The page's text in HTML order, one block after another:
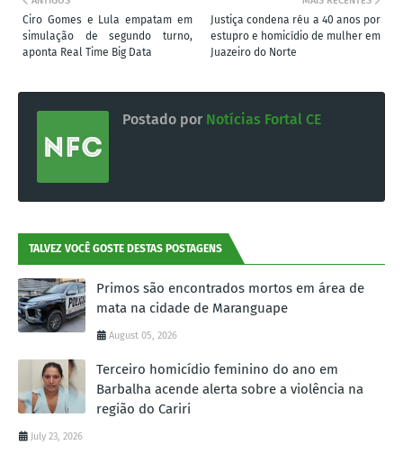
Justiça condena réu a 40 anos por
estupro e homicídio de mulher em
Juazeiro do Norte
Ciro Gomes e Lula empatam em
simulação de segundo turno,
aponta Real Time Big Data
Postado por Notícias Fortal CE
TALVEZ VOCÊ GOSTE DESTAS POSTAGENS
Primos são encontrados mortos em área de
mata na cidade de Maranguape
August 05, 2026
Terceiro homicídio feminino do ano em
Barbalha acende alerta sobre a violência na
região do Cariri
July 23, 2026